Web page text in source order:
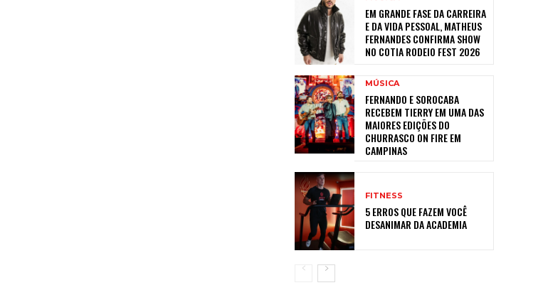
EM GRANDE FASE DA CARREIRA
E DA VIDA PESSOAL, MATHEUS
FERNANDES CONFIRMA SHOW
NO COTIA RODEIO FEST 2026
MÚSICA
FERNANDO E SOROCABA
RECEBEM TIERRY EM UMA DAS
MAIORES EDIÇÕES DO
CHURRASCO ON FIRE EM
CAMPINAS
FITNESS
5 ERROS QUE FAZEM VOCÊ
DESANIMAR DA ACADEMIA